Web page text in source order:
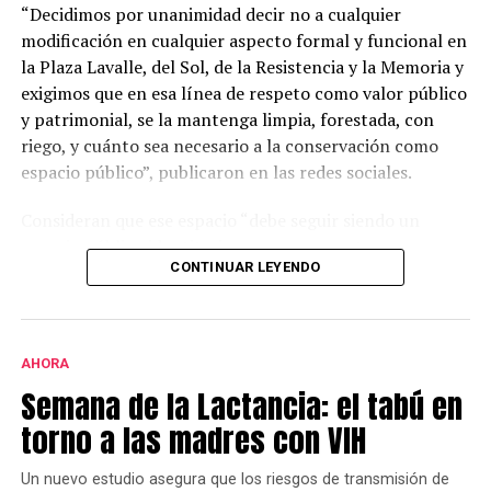
“Decidimos por unanimidad decir no a cualquier
modificación en cualquier aspecto formal y funcional en
la Plaza Lavalle, del Sol, de la Resistencia y la Memoria y
exigimos que en esa línea de respeto como valor público
y patrimonial, se la mantenga limpia, forestada, con
riego, y cuánto sea necesario a la conservación como
espacio público”, publicaron en las redes sociales.
espacio público identitario y no un proyecto
permanente de emprendimientos privados” y a tal fin
cantidad de firmas.
Este grupo ya se había opuesto al proyecto bajo la
gestión de Héctor Gay y ahora de Federico Susbielles.
El principal fundamento es que rechazan la extracción
de árboles, pero también aseguran que las
modificaciones van a borrar la historia.
CONTINUAR LEYENDO
AHORA
Semana de la Lactancia: el tabú en
torno a las madres con VIH
Un nuevo estudio asegura que los riesgos de transmisión de